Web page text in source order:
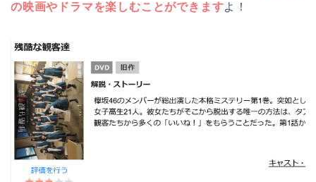
の映画やドラマを楽しむことができますよ！